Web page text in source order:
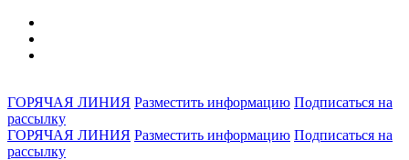
ГОРЯЧАЯ ЛИНИЯ Разместить информацию Подписаться на
рассылку
ГОРЯЧАЯ ЛИНИЯ Разместить информацию Подписаться на
рассылку